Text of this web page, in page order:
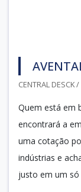
CENTRAL DESCK
Quem está em
encontrará a
uma cotação
indústrias e
justo em um só